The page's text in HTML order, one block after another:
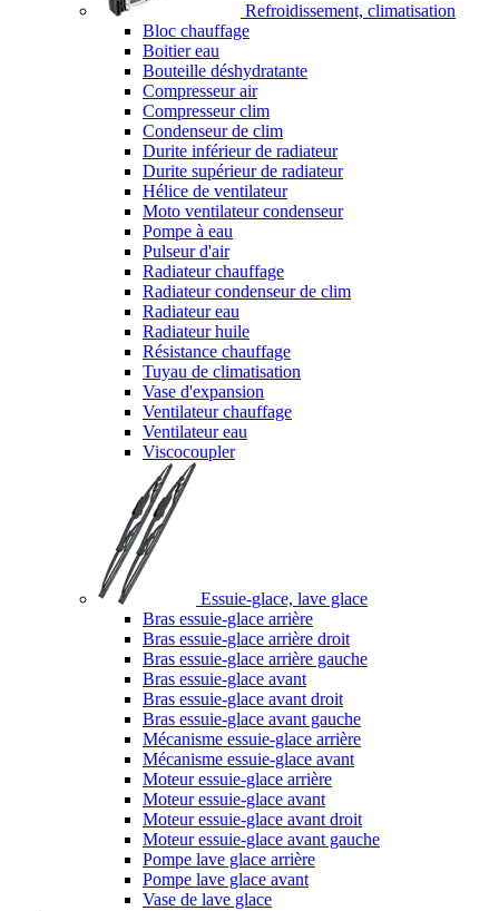
Refroidissement, climatisation
Bloc chauffage
Boitier eau
Bouteille déshydratante
Compresseur air
Compresseur clim
Condenseur de clim
Durite inférieur de radiateur
Durite supérieur de radiateur
Hélice de ventilateur
Moto ventilateur condenseur
Pompe à eau
Pulseur d'air
Radiateur chauffage
Radiateur condenseur de clim
Radiateur eau
Radiateur huile
Résistance chauffage
Tuyau de climatisation
Vase d'expansion
Ventilateur chauffage
Ventilateur eau
Viscocoupler
Essuie-glace, lave glace
Bras essuie-glace arrière
Bras essuie-glace arrière droit
Bras essuie-glace arrière gauche
Bras essuie-glace avant
Bras essuie-glace avant droit
Bras essuie-glace avant gauche
Mécanisme essuie-glace arrière
Mécanisme essuie-glace avant
Moteur essuie-glace arrière
Moteur essuie-glace avant
Moteur essuie-glace avant droit
Moteur essuie-glace avant gauche
Pompe lave glace arrière
Pompe lave glace avant
Vase de lave glace